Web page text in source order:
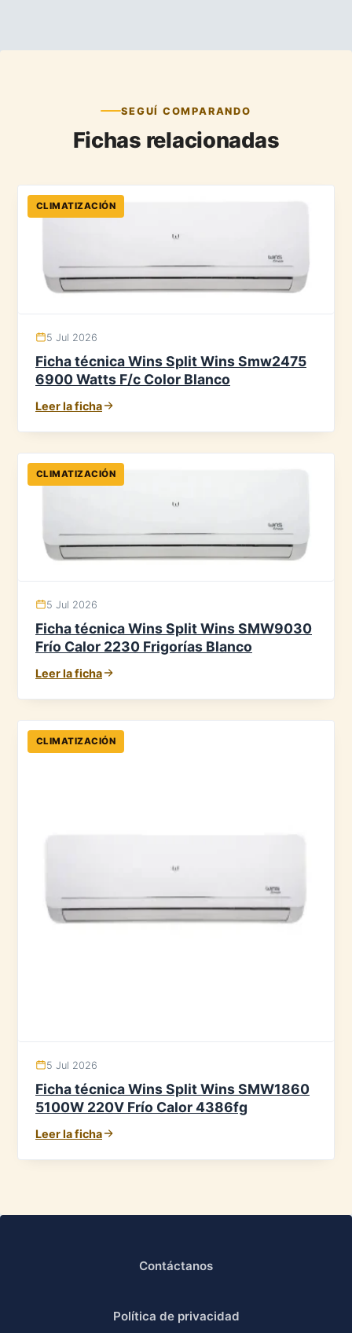
SEGUÍ COMPARANDO
Fichas relacionadas
CLIMATIZACIÓN
5 Jul 2026
Ficha técnica Wins Split Wins Smw2475
6900 Watts F/c Color Blanco
Leer la ficha
CLIMATIZACIÓN
5 Jul 2026
Ficha técnica Wins Split Wins SMW9030
Frío Calor 2230 Frigorías Blanco
Leer la ficha
CLIMATIZACIÓN
5 Jul 2026
Ficha técnica Wins Split Wins SMW1860
5100W 220V Frío Calor 4386fg
Leer la ficha
Contáctanos
Política de privacidad